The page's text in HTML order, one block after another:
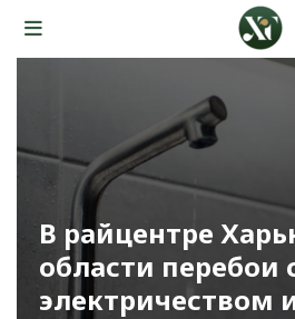
В райцентре
области перебои
электричеством